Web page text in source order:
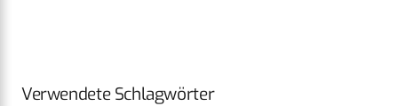
Verwendete Schlagwörter